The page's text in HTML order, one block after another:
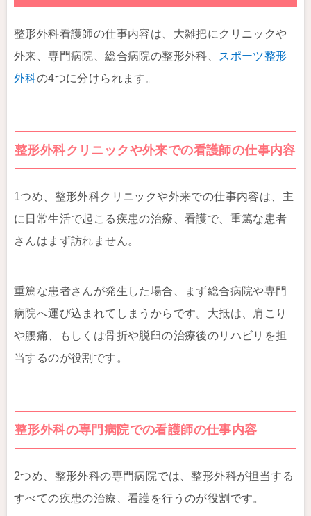
整形外科看護師の仕事内容は、大雑把にクリニックや
外来、専門病院、総合病院の整形外科、
スポーツ整形
外科の4つに分けられます。
整形外科クリニックや外来での看護師の仕事内容
1つめ、整形外科クリニックや外来での仕事内容は、主
に日常生活で起こる疾患の治療、看護で、重篤な患者
さんはまず訪れません。
重篤な患者さんが発生した場合、まず総合病院や専門
病院へ運び込まれてしまうからです。大抵は、肩こり
や腰痛、もしくは骨折や脱臼の治療後のリハビリを担
当するのが役割です。
整形外科の専門病院での看護師の仕事内容
2つめ、整形外科の専門病院では、整形外科が担当する
すべての疾患の治療、看護を行うのが役割です。